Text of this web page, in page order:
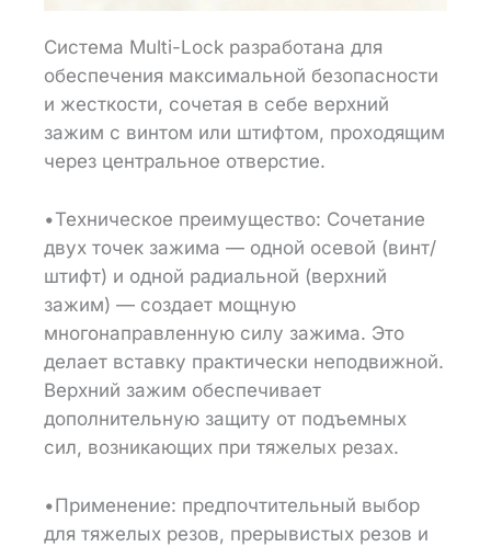
Система Multi-Lock разработана для
обеспечения максимальной безопасности
и жесткости, сочетая в себе верхний
зажим с винтом или штифтом, проходящим
через центральное отверстие.
•Техническое преимущество: Сочетание
двух точек зажима — одной осевой (винт/
штифт) и одной радиальной (верхний
зажим) — создает мощную
многонаправленную силу зажима. Это
делает вставку практически неподвижной.
Верхний зажим обеспечивает
дополнительную защиту от подъемных
сил, возникающих при тяжелых резах.
•Применение: предпочтительный выбор
для тяжелых резов, прерывистых резов и